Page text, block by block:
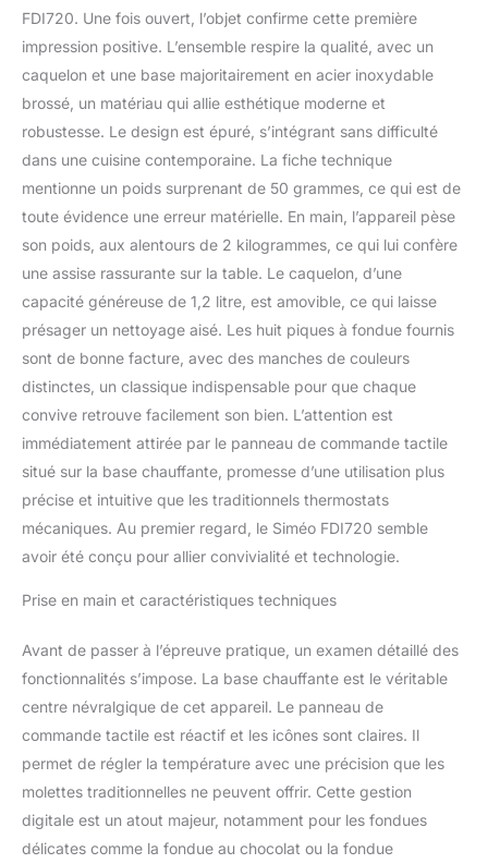
aux 3 niveaux de
complémentaires Une
cuisson parfaite : les
recettes sont amenées à
la température idéale
sans bouillonnement ni
évaporation Dimensions
du caquelon : 19 cm de
diamètre et 12 cm de
hauteur
FDI720. Une fois ouvert, l’objet confirme cette première
impression positive. L’ensemble respire la qualité, avec un
caquelon et une base majoritairement en acier inoxydable
brossé, un matériau qui allie esthétique moderne et
robustesse. Le design est épuré, s’intégrant sans difficulté
dans une cuisine contemporaine. La fiche technique
mentionne un poids surprenant de 50 grammes, ce qui est de
toute évidence une erreur matérielle. En main, l’appareil pèse
son poids, aux alentours de 2 kilogrammes, ce qui lui confère
une assise rassurante sur la table. Le caquelon, d’une
capacité généreuse de 1,2 litre, est amovible, ce qui laisse
présager un nettoyage aisé. Les huit piques à fondue fournis
sont de bonne facture, avec des manches de couleurs
distinctes, un classique indispensable pour que chaque
convive retrouve facilement son bien. L’attention est
immédiatement attirée par le panneau de commande tactile
situé sur la base chauffante, promesse d’une utilisation plus
précise et intuitive que les traditionnels thermostats
mécaniques. Au premier regard, le Siméo FDI720 semble
avoir été conçu pour allier convivialité et technologie.
Prise en main et caractéristiques techniques
Avant de passer à l’épreuve pratique, un examen détaillé des
fonctionnalités s’impose. La base chauffante est le véritable
centre névralgique de cet appareil. Le panneau de
commande tactile est réactif et les icônes sont claires. Il
permet de régler la température avec une précision que les
molettes traditionnelles ne peuvent offrir. Cette gestion
digitale est un atout majeur, notamment pour les fondues
délicates comme la fondue au chocolat ou la fondue